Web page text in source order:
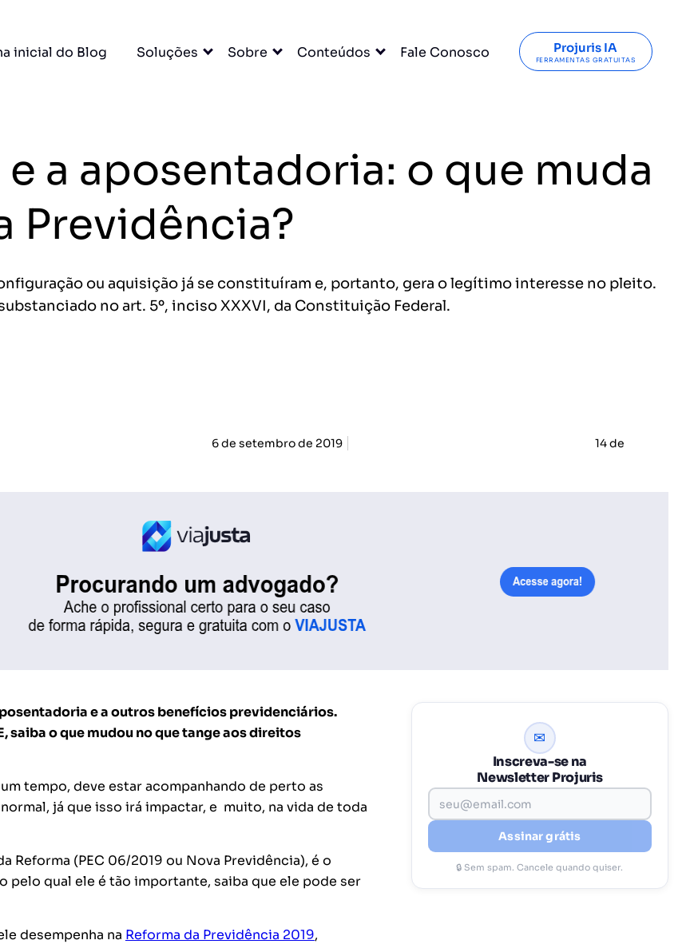
inicial do Blog Soluções Sobre Conteúdos Fale Conosco Projuris IA
FERRAMENTAS GRATUITAS
a aposentadoria: o que muda
Previdência?
ou aquisição já se constituíram e, portanto, gera o legítimo interesse no pleito.
no art. 5º, inciso XXXVI, da Constituição Federal.
6 de setembro de 2019 14 de
e a outros benefícios previdenciários.
saiba o que mudou no que tange aos direitos
tempo, deve estar acompanhando de perto as
já que isso irá impactar, e muito, na vida de toda
Reforma (PEC 06/2019 ou Nova Previdência), é o
qual ele é tão importante, saiba que ele pode ser
desempenha na Reforma da Previdência 2019,
✉
Inscreva-se na
Newsletter Projuris
Assinar grátis
🔒 Sem spam. Cancele quando quiser.
Tudo